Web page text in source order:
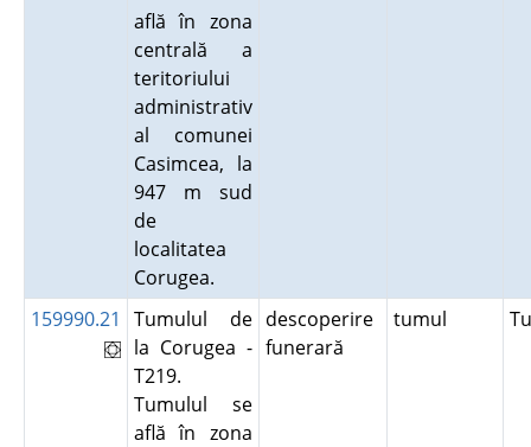
află în zona
centrală a
teritoriului
administrativ
al comunei
Casimcea, la
947 m sud
de
localitatea
Corugea.
159990.21
Tumulul de
la Corugea -
T219.
Tumulul se
află în zona
descoperire
funerară
tumul